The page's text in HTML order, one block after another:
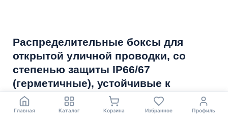
Распределительные боксы для
открытой уличной проводки, со
степенью защиты IP66/67
(герметичные), устойчивые к
воздействию прямых солнечных
лучей
Главная Каталог Корзина Избранное Профиль